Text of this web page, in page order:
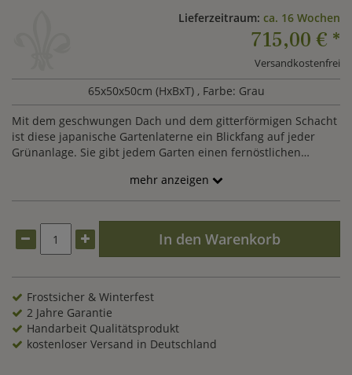
Lieferzeitraum: ca. 16 Wochen
715,00 € *
Versandkostenfrei
65x50x50cm (HxBxT) , Farbe: Grau
Mit dem geschwungen Dach und dem gitterförmigen Schacht
ist diese japanische Gartenlaterne ein Blickfang auf jeder
Grünanlage. Sie gibt jedem Garten einen fernöstlichen
hergestellt. Durch die Maserung des Gesteins ist jede Laterne
ein edles Unikat. Mit weiteren asiatischen Objekten, wie zum
Gartenbrunnen oder einemWandrelief können Sie dieses
Modell super kombinieren. Schmücken Sie Ihren Garten mit
unseren Produkten vonGARTENTRAUMund bestellen Sie
noch heute die Gartenlaterne innerhalb Deutschland
versandkostenfrei nach Hause.
mehr anzeigen
In den Warenkorb
Frostsicher & Winterfest
2 Jahre Garantie
Handarbeit Qualitätsprodukt
kostenloser Versand in Deutschland